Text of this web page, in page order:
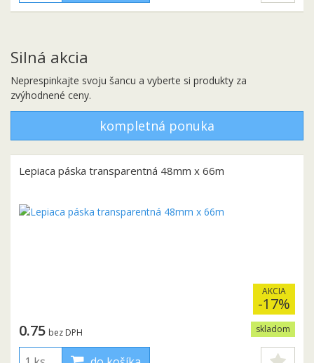
Silná akcia
Neprespinkajte svoju šancu a vyberte si produkty za
zvýhodnené ceny.
kompletná ponuka
Lepiaca páska transparentná 48mm x 66m
AKCIA
-17%
skladom
0.75 bez DPH